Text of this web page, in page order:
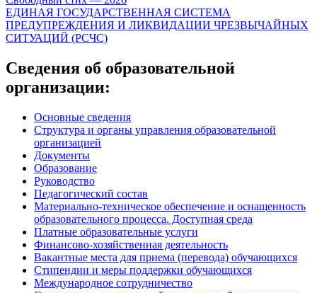
по
записям
ЕДИНАЯ ГОСУДАРСТВЕННАЯ СИСТЕМА
ПРЕДУПРЕЖДЕНИЯ И ЛИКВИДАЦИИ ЧРЕЗВЫЧАЙНЫХ
СИТУАЦИЙ (РСЧС)
Сведения об образовательной
организации:
Основные сведения
Структура и органы управления образовательной
организацией
Документы
Образование
Руководство
Педагогический состав
Материально-техническое обеспечение и оснащенность
образовательного процесса. Доступная среда
Платные образовательные услуги
Финансово-хозяйственная деятельность
Вакантные места для приема (перевода) обучающихся
Стипендии и меры поддержки обучающихся
Международное сотрудничество